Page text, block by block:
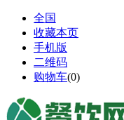
全国
收藏本页
手机版
二维码
购物车(0)